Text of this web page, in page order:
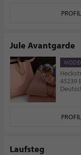
PROFIL
Jule Avantgarde
45239
PROFIL
Laufsteg